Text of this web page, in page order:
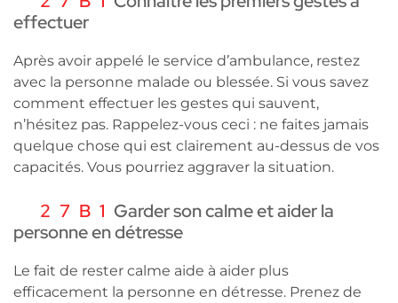
effectuer
Après avoir appelé le service d’ambulance, restez
avec la personne malade ou blessée. Si vous savez
comment effectuer les gestes qui sauvent,
n’hésitez pas. Rappelez-vous ceci : ne faites jamais
quelque chose qui est clairement au-dessus de vos
capacités. Vous pourriez aggraver la situation.
Garder son calme et aider la
personne en détresse
Le fait de rester calme aide à aider plus
efficacement la personne en détresse. Prenez de